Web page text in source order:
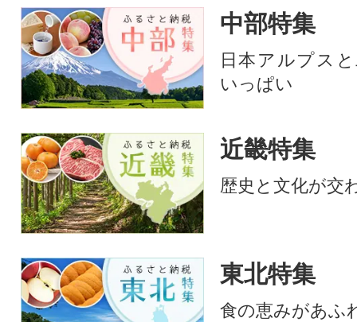
中部特集
日本アルプス
いっぱい
近畿特集
歴史と文化が交
東北特集
食の恵みがあふ